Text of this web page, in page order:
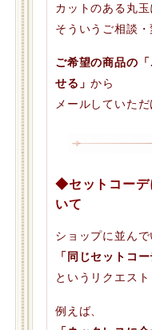
カットのある丸玉
そういうご相談
ご希望の商品の
せる」から
メールしていた
◆セットコーデ
いて
ショップに並んで
「同じセットコ
というリクエス
例えば、